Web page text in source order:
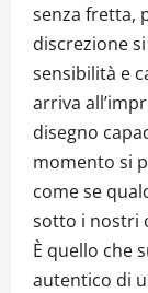
senza fretta,
discrezione
sensibilità e
arriva
disegno
momento si
come se
sotto i nostri
È quello che
autentico di